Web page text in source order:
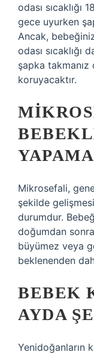
odası sıcaklığı
gece uyurken
Ancak,
odası
şapka
koruyacaktır.
Mikrosefali,
şekilde
durumdur.
doğumdan
büyümez veya
beklenenden
BEBEK
AYDA
Yenidoğanların